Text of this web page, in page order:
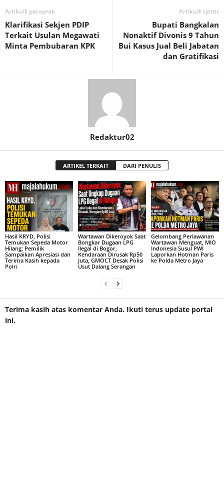
Artikulli paraprak
Klarifikasi Sekjen PDIP
Terkait Usulan Megawati
Minta Pembubaran KPK
Artikulli tjetër
Bupati Bangkalan
Nonaktif Divonis 9 Tahun
Bui Kasus Jual Beli Jabatan
dan Gratifikasi
Redaktur02
ARTIKEL TERKAIT DARI PENULIS
Hasil KRYD, Polisi
Temukan Sepeda Motor
Hilang; Pemilik
Sampaikan Apresiasi dan
Terima Kasih kepada
Polri
Wartawan Dikeroyok Saat
Bongkar Dugaan LPG
Ilegal di Bogor,
Kendaraan Dirusak Rp50
Juta, GMOCT Desak Polisi
Usut Dalang Serangan
Gelombang Perlawanan
Wartawan Menguat, MIO
Indonesia Susul PWI
Laporkan Hotman Paris
ke Polda Metro Jaya
Terima kasih atas komentar Anda. Ikuti terus update portal
ini.